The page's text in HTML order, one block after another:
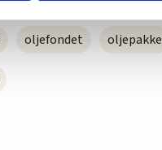
oljefondet oljepakke